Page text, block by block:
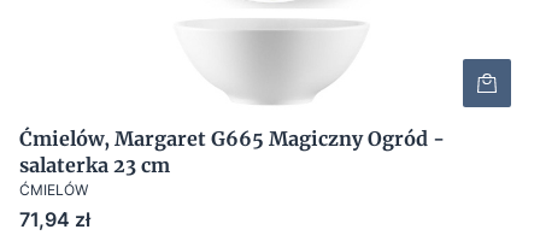
Ćmielów, Margaret G665 Magiczny Ogród -
salaterka 23 cm
ĆMIELÓW
Cena
71,94 zł